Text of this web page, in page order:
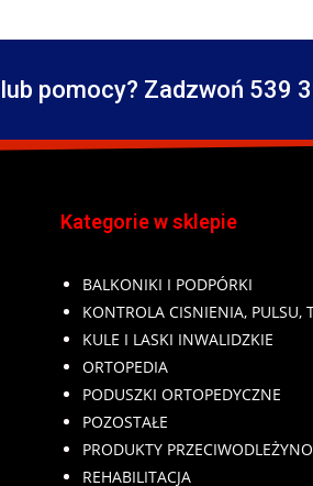
pomocy? Zadzwoń 539
Kategorie w sklepie
BALKONIKI I PODPÓRKI
KONTROLA CISNIENIA, PULSU,
KULE I LASKI INWALIDZKIE
ORTOPEDIA
PODUSZKI ORTOPEDYCZNE
POZOSTAŁE
PRODUKTY
REHABILITACJA